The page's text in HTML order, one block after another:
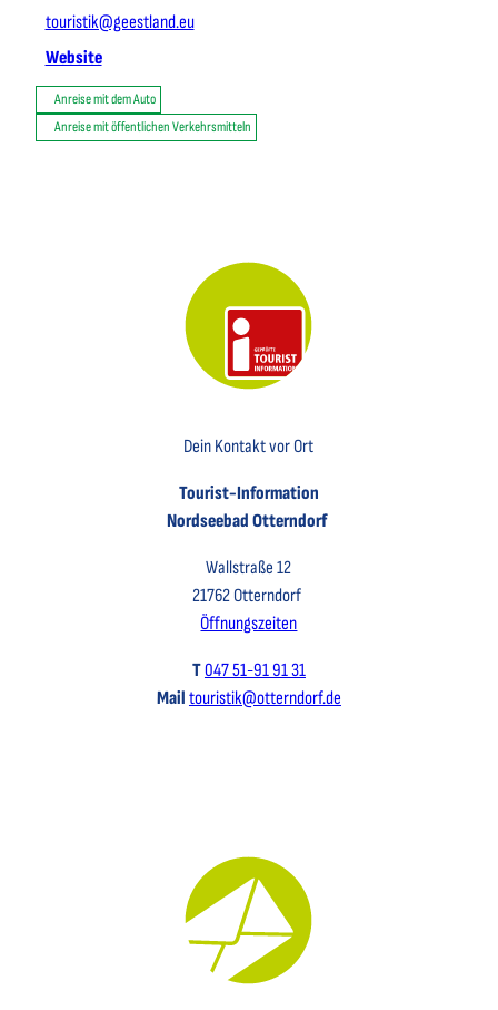
touristik@geestland.eu
Website
Anreise mit dem Auto
Anreise mit öffentlichen Verkehrsmitteln
Dein Kontakt vor Ort
Tourist-Information
Nordseebad Otterndorf
Wallstraße 12
21762 Otterndorf
Öffnungszeiten
T047 51-91 91 31
Mail touristik@otterndorf.de